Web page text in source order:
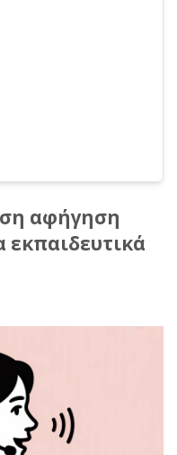
αφήγηση
εκπαιδευτικά